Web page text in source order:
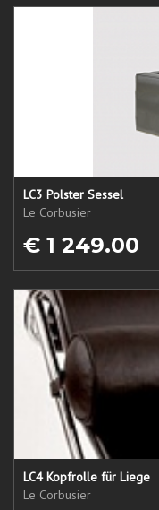
LC3 Polster Sessel
Le Corbusier
€ 1 249.00
LC4 Kopfrolle für Liege
Le Corbusier